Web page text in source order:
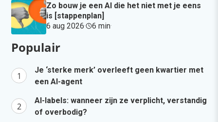
Zo bouw je een AI die het niet met je eens
is [stappenplan]
6 aug 2026· 6 min·
Populair
Je ‘sterke merk’ overleeft geen kwartier met
een AI-agent
AI-labels: wanneer zijn ze verplicht, verstandig
of overbodig?